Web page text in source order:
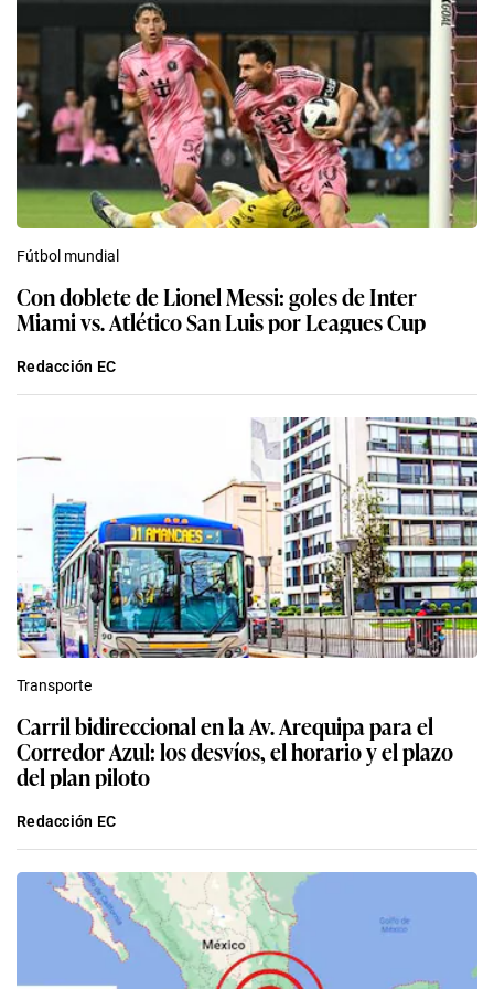
Fútbol mundial
Con doblete de Lionel Messi: goles de Inter
Miami vs. Atlético San Luis por Leagues Cup
Redacción EC
Transporte
Carril bidireccional en la Av. Arequipa para el
Corredor Azul: los desvíos, el horario y el plazo
del plan piloto
Redacción EC